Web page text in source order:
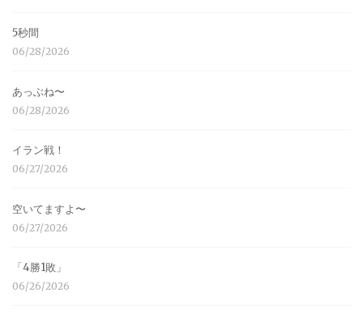
5秒間
06/28/2026
あっぶね〜
06/28/2026
イラン戦！
06/27/2026
空いてますよ〜
06/27/2026
「4勝1敗」
06/26/2026